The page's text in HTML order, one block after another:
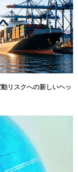
リスクへの新しいヘッ